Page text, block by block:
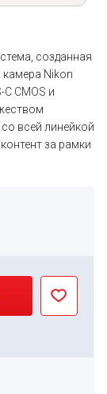
созданная
Nikon
CMOS и
всей линейкой
за рамки